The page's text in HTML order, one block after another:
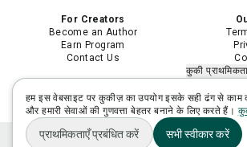
For Creators
Become an Author
Earn Program
Contact Us
कुकी
मेरी संवेदनशील
सीमित करें
हम इस वेबसाइट पर कुकीज़ का उपयोग इसके सही ढंग से काम
और हमारी सेवाओं की गुणवत्ता बेहतर बनाने के लिए करते हैं।
प्राथमिकताएँ प्रबंधित करें सभी स्वीकार करें